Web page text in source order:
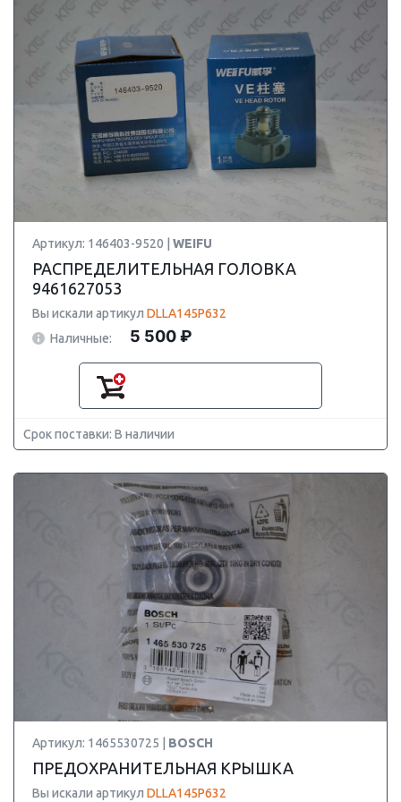
Артикул: 146403-9520 | WEIFU
РАСПРЕДЕЛИТЕЛЬНАЯ ГОЛОВКА
9461627053
Вы искали артикул DLLA145P632
Наличные:
5 500 ₽
Срок поставки: В наличии
Артикул: 1465530725 | BOSCH
ПРЕДОХРАНИТЕЛЬНАЯ КРЫШКА
Вы искали артикул DLLA145P632